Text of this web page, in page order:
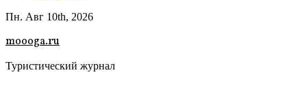
Пн. Авг 10th, 2026
moooga.ru
Туристический журнал